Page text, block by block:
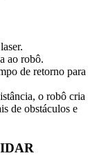
ao robô.
de retorno para
o robô cria
de obstáculos e